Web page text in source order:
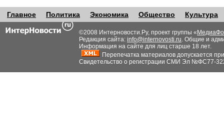
Главное Политика Экономика Общество Культура
©2008 Интерновости.Ру, проект группы «
Редакция сайта: info@internovosti.ru. Общие и
Информация на сайте для лиц старше 18 лет.
Перепечатка материалов допускается
Свидетельство о регистрации СМИ Эл №ФС77-